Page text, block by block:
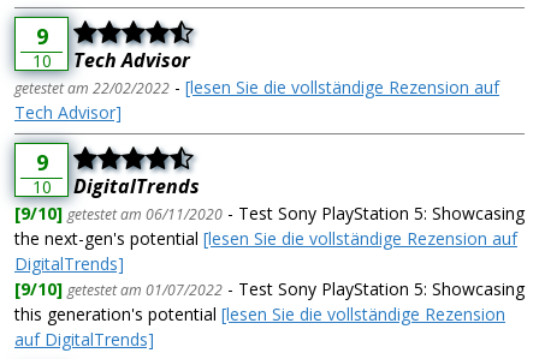
9
10 Tech Advisor
getestet am 22/02/2022 - [lesen Sie die vollständige Rezension auf
Tech Advisor]
9
10 DigitalTrends
[9/10] getestet am 06/11/2020 - Test Sony PlayStation 5: Showcasing
the next-gen's potential [lesen Sie die vollständige Rezension auf
DigitalTrends]
[9/10] getestet am 01/07/2022 - Test Sony PlayStation 5: Showcasing
this generation's potential [lesen Sie die vollständige Rezension
auf DigitalTrends]